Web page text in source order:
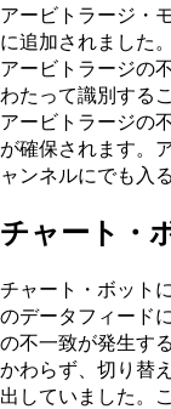
アービトラージ・
に追加されました
アービトラージの
わたって識別する
アービトラージの
が確保されます。
ャンネルにでも入
チャート・
チャート・ボット
のデータフィード
の不一致が発生す
かわらず、切り替
出していました。